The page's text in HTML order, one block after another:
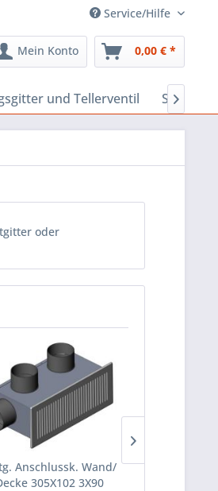
Service/Hilfe
Mein Konto 0,00 € *
und Tellerventil 
oder
Anschlussk. Wand/
305X102 3X90